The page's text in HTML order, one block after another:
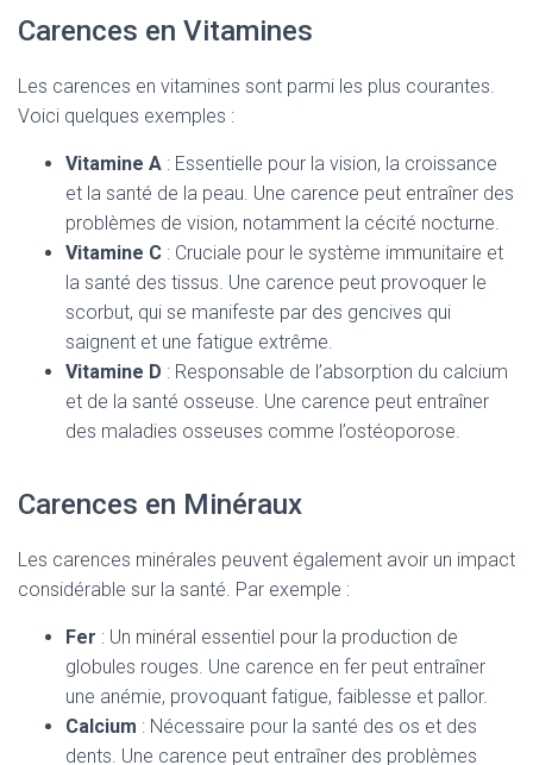
Carences en Vitamines
Les carences en vitamines sont parmi les plus courantes.
Voici quelques exemples :
Vitamine A : Essentielle pour la vision, la croissance
et la santé de la peau. Une carence peut entraîner des
problèmes de vision, notamment la cécité nocturne.
Vitamine C : Cruciale pour le système immunitaire et
la santé des tissus. Une carence peut provoquer le
scorbut, qui se manifeste par des gencives qui
saignent et une fatigue extrême.
Vitamine D : Responsable de l’absorption du calcium
et de la santé osseuse. Une carence peut entraîner
des maladies osseuses comme l’ostéoporose.
Carences en Minéraux
Les carences minérales peuvent également avoir un impact
considérable sur la santé. Par exemple :
Fer : Un minéral essentiel pour la production de
globules rouges. Une carence en fer peut entraîner
une anémie, provoquant fatigue, faiblesse et pallor.
Calcium : Nécessaire pour la santé des os et des
dents. Une carence peut entraîner des problèmes